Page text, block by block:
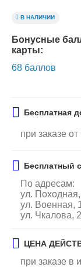
В НАЛИЧИИ
Бонусные
карты:
68 баллов
Бесплатная
при заказе
Бесплатный
По адресам:
ул. Походная,
ул. Военная,
ул. Чкалова,
ЦЕНА
при заказе в